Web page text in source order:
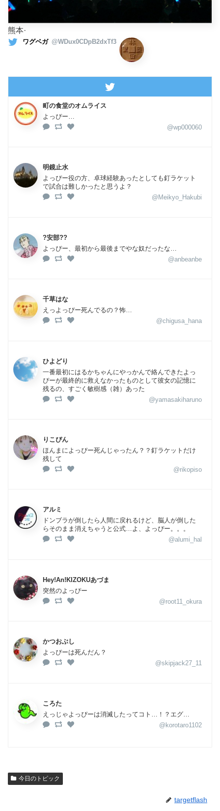
熊本·
ワグベガ @WDux0CDpB2dxTf3
町の食堂のオムライス
よっぴー…
@wp000060
明鏡止水
よっぴー役の方、卓球経験あったとしても釘ラケット
で試合は難しかったと思うよ？
@Meikyo_Hakubi
?安部??
よっぴー、最初から最後までやな奴だったな…
@anbeanbe
千草はな
えっよっぴー死んでるの？怖…
@chigusa_hana
ひよどり
一番最初にはるかちゃんにやっかんで絡んできたよっ
ぴーが最終的に救えなかったものとして彼女の記憶に
残るの、すごく敏樹感（雑）あった
@yamasakiharuno
りこぴん
ほんまによっぴー死んじゃったん？？釘ラケットだけ
残して
@rikopiso
アルミ
ドンブラが倒したら人間に戻れるけど、脳人が倒した
らそのまま消えちゃうと公式…よ、よっぴー。。。
@alumi_hal
Hey!An!KIZOKUあづま
突然のよっぴー
@root11_okura
かつおぶし
よっぴーは死んだん？
@skipjack27_11
ころた
えっじゃよっぴーは消滅したってコト…！？エグ…
@korotaro1102
今日のトピック
targetflash